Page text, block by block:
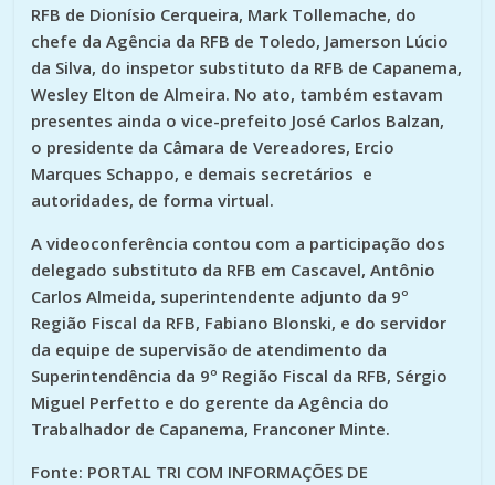
RFB de Dionísio Cerqueira, Mark Tollemache, do
chefe da Agência da RFB de Toledo, Jamerson Lúcio
da Silva, do inspetor substituto da RFB de Capanema,
Wesley Elton de Almeira. No ato, também estavam
presentes ainda o vice-prefeito José Carlos Balzan,
o presidente da Câmara de Vereadores, Ercio
Marques Schappo, e demais secretários e
autoridades, de forma virtual.
A videoconferência contou com a participação dos
delegado substituto da RFB em Cascavel, Antônio
Carlos Almeida, superintendente adjunto da 9º
Região Fiscal da RFB, Fabiano Blonski, e do servidor
da equipe de supervisão de atendimento da
Superintendência da 9º Região Fiscal da RFB, Sérgio
Miguel Perfetto e do gerente da Agência do
Trabalhador de Capanema, Franconer Minte.
Fonte: PORTAL TRI COM INFORMAÇÕES DE